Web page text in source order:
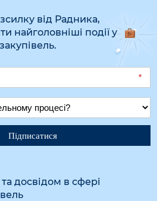
від Радника,
найголовніші події у
*
Підписатися
досвідом в сфері